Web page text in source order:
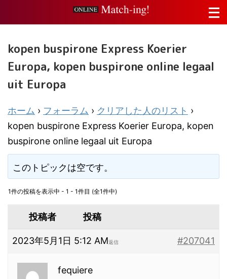
kopen buspirone Express Koerier
Europa, kopen buspirone online legaal
uit Europa
ホーム › フォーラム › クリアした人のリスト ›
kopen buspirone Express Koerier Europa, kopen
buspirone online legaal uit Europa
このトピックは空です。
1件の投稿を表示中 - 1 - 1件目 (全1件中)
投稿者 投稿
2023年5月1日 5:12 AM #207041
返信
fequiere